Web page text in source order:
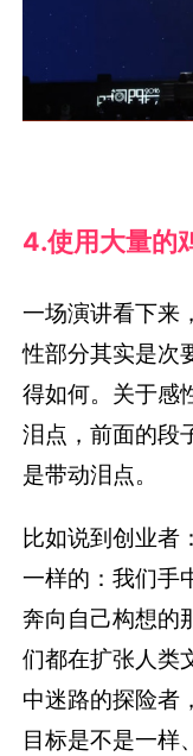
4.使用大量的
一场演讲看下来
性部分其实是次
得如何。关于感
泪点，前面的段
是带动泪点。
比如说到创业者
一样的：我们手
奔向自己构想的
们都在扩张人类
中迷路的探险者
目标是不是一样